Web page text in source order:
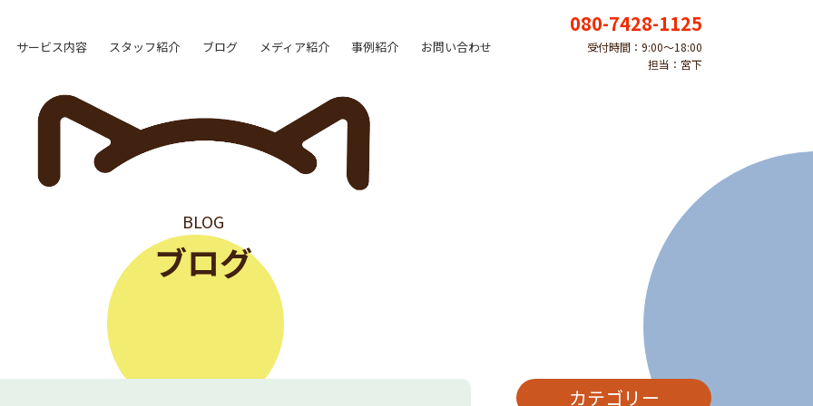
サービス内容 スタッフ紹介 ブログ メディア紹介 事例紹介 お問い合わせ
080-7428-1125
受付時間：9:00〜18:00
担当：宮下
BLOG
ブログ
カテゴリー